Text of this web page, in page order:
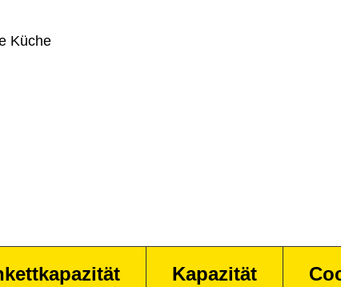
Küche
Kapazität